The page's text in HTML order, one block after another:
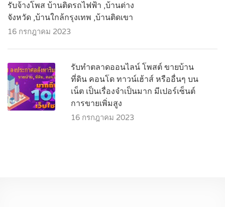
รับจ้างโพส บ้านติดรถไฟฟ้า ,บ้านต่าง
จังหวัด ,บ้านใกล้กรุงเทพ ,บ้านติดเขา
16 กรกฎาคม 2023
รับทำตลาดออนไลน์ โพสต์ ขายบ้าน
ที่ดิน คอนโด ทาวน์เฮ้าส์ หรืออื่นๆ บน
เน็ต เป็นเรื่องจำเป็นมาก มีเปอร์เซ็นต์
การขายเพิ่มสูง
16 กรกฎาคม 2023